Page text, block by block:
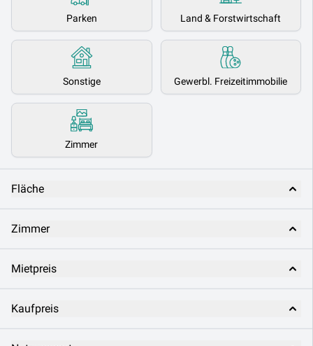
Parken Land & Forstwirtschaft
Sonstige Gewerbl. Freizeitimmobilie
Zimmer
Fläche
Zimmer
Mietpreis
Kaufpreis